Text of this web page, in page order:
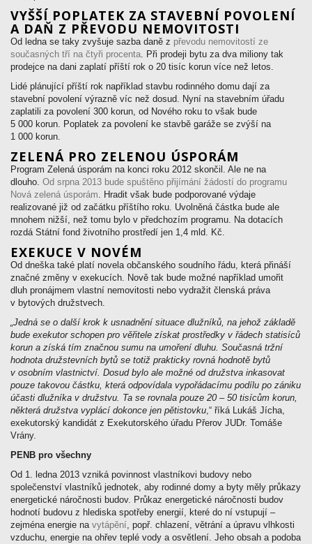
VYŠŠÍ POPLATEK ZA STAVEBNÍ POVOLENÍ
A DAŇ Z PŘEVODU NEMOVITOSTI
Od ledna se taky zvyšuje sazba daně z převodu nemovitostí ze
současných tří na čtyři procenta. Při prodeji bytu za dva miliony tak
prodejce na dani zaplatí příští rok o 20 tisíc korun více než letos.
Lidé plánující příští rok například stavbu rodinného domu dají za
stavební povolení výrazně víc než dosud. Nyní na stavebním úřadu
zaplatili za povolení 300 korun, od Nového roku to však bude
5 000 korun. Poplatek za povolení ke stavbě garáže se zvýší na
1 000 korun.
ZELENÁ PRO ZELENOU ÚSPORÁM
Program Zelená úsporám na konci roku 2012 skončil. Ale ne na
dlouho. Od srpna 2013 bude spuštěno přijímání žádostí do programu
Nová zelená úsporám. Hradit však bude podporované výdaje
realizované již od začátku příštího roku. Uvolněná částka bude ale
mnohem nižší, než tomu bylo v předchozím programu. Na dotacích
rozdá Státní fond životního prostředí jen 1,4 mld. Kč.
EXEKUCE V NOVÉM
Od dneška také platí novela občanského soudního řádu, která přináší
značné změny v exekucích. Nově tak bude možné například umořit
dluh pronájmem vlastní nemovitosti nebo vydražit členská práva
v bytových družstvech.
„Jedná se o další krok k usnadnění situace dlužníků, na jehož základě
bude exekutor schopen pro věřitele získat prostředky v řádech statisíců
korun a získá tím značnou sumu na umoření dluhu. Současná tržní
hodnota družstevních bytů se totiž prakticky rovná hodnotě bytů
v osobním vlastnictví. Dosud bylo ale možné od družstva inkasovat
pouze takovou částku, která odpovídala vypořádacímu podílu po zániku
účasti dlužníka v družstvu. Ta se rovnala pouze 20 – 50 tisícům korun,
některá družstva vyplácí dokonce jen pětistovku,“ říká Lukáš Jícha,
exekutorský kandidát z Exekutorského úřadu Přerov JUDr. Tomáše
Vrány.
PENB pro všechny
Od 1. ledna 2013 vzniká povinnost vlastníkovi budovy nebo
společenství vlastníků jednotek, aby rodinné domy a byty měly průkazy
energetické náročnosti budov. Průkaz energetické náročnosti budov
hodnotí budovu z hlediska spotřeby energií, které do ní vstupují –
zejména energie na vytápění, popř. chlazení, větrání a úpravu vlhkosti
vzduchu, energie na ohřev teplé vody a osvětlení. Jeho obsah a podoba